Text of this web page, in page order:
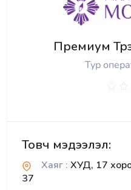
Премиум
Тур
Товч мэдээлэл:
Хаяг : ХУД, 17
37